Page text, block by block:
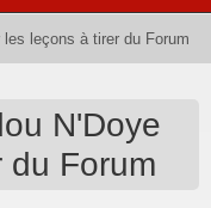
les leçons à tirer du Forum
N'Doye
du Forum